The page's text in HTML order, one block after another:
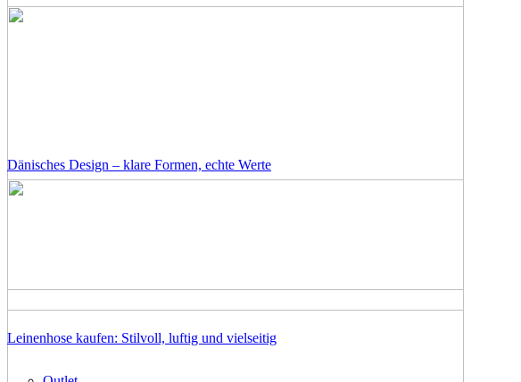
Dänisches Design – klare Formen, echte Werte
Leinenhose kaufen: Stilvoll, luftig und vielseitig